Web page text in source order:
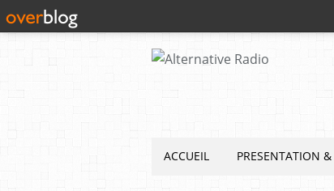
ACCUEIL PRESENTATION